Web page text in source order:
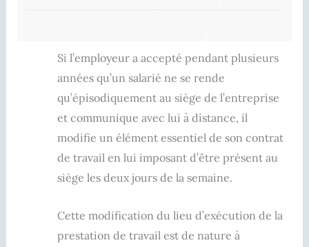
Si l’employeur a accepté pendant plusieurs
années qu’un salarié ne se rende
qu’épisodiquement au siège de l’entreprise
et communique avec lui à distance, il
modifie un élément essentiel de son contrat
de travail en lui imposant d’être présent au
siège les deux jours de la semaine.
Cette modification du lieu d’exécution de la
prestation de travail est de nature à